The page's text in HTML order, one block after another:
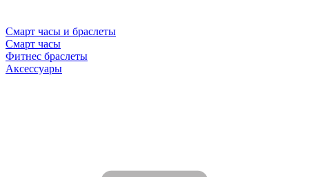
Смарт часы и браслеты
Смарт часы
Фитнес браслеты
Аксессуары